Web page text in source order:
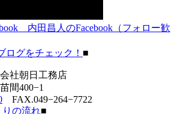
内田昌人のFacebook（フォロー歓
ログをチェック！ ■
社朝日工務店
間400−1
FAX.049−264−7722
りの流れ■